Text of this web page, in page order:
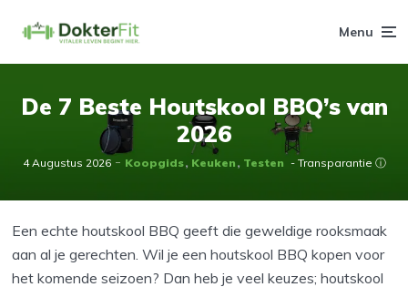
Menu
De 7 Beste Houtskool BBQ’s van
2026
4 Augustus 2026 Koopgids Keuken Testen - Transparantie ⓘ
Een echte houtskool BBQ geeft die geweldige rooksmaak
aan al je gerechten. Wil je een houtskool BBQ kopen voor
het komende seizoen? Dan heb je veel keuzes; houtskool